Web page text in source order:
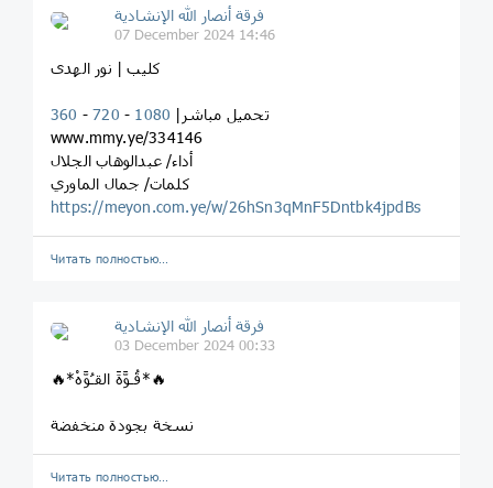
فرقة أنصار الله الإنشادية
07 December 2024 14:46
كليب | نور الهدى
تحميل مباشر| 1080
-
720
-
360
www.mmy.ye/334146
أداء/ عبدالوهاب الجلال
كلمات/ جمال الماوري
https://meyon.com.ye/w/26hSn3qMnF5Dntbk4jpdBs
Читать полностью…
فرقة أنصار الله الإنشادية
03 December 2024 00:33
🔥*قُـوَّةَ القـُوَّهْ*🔥
نسخة بجودة منخفضة
Читать полностью…